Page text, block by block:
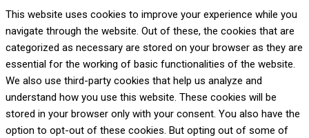
This website uses cookies to improve your experience while you
navigate through the website. Out of these, the cookies that are
categorized as necessary are stored on your browser as they are
essential for the working of basic functionalities of the website.
We also use third-party cookies that help us analyze and
understand how you use this website. These cookies will be
stored in your browser only with your consent. You also have the
option to opt-out of these cookies. But opting out of some of